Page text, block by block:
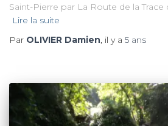
Saint-Pierre par La Route de la Trace
Lire la suite
Par OLIVIER Damien, il y a 5 ans